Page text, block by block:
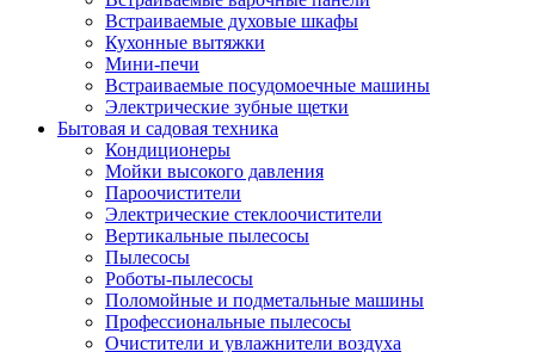
Встраиваемые духовые шкафы
Кухонные вытяжки
Мини-печи
Встраиваемые посудомоечные машины
Электрические зубные щетки
Бытовая и садовая техника
Кондиционеры
Мойки высокого давления
Пароочистители
Электрические стеклоочистители
Вертикальные пылесосы
Пылесосы
Роботы-пылесосы
Поломойные и подметальные машины
Профессиональные пылесосы
Очистители и увлажнители воздуха